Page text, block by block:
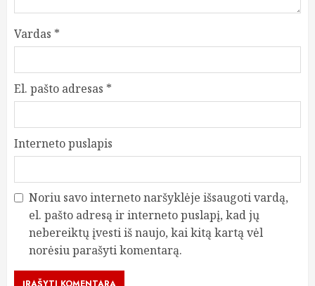
Vardas *
El. pašto adresas *
Interneto puslapis
Noriu savo interneto naršyklėje išsaugoti vardą,
el. pašto adresą ir interneto puslapį, kad jų
nebereiktų įvesti iš naujo, kai kitą kartą vėl
norėsiu parašyti komentarą.